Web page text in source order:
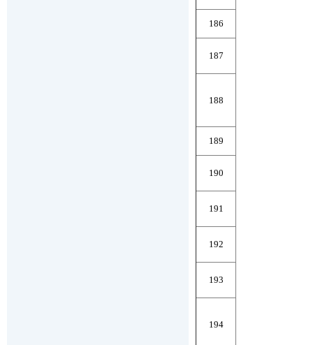
186
187
188
189
190
191
192
193
194